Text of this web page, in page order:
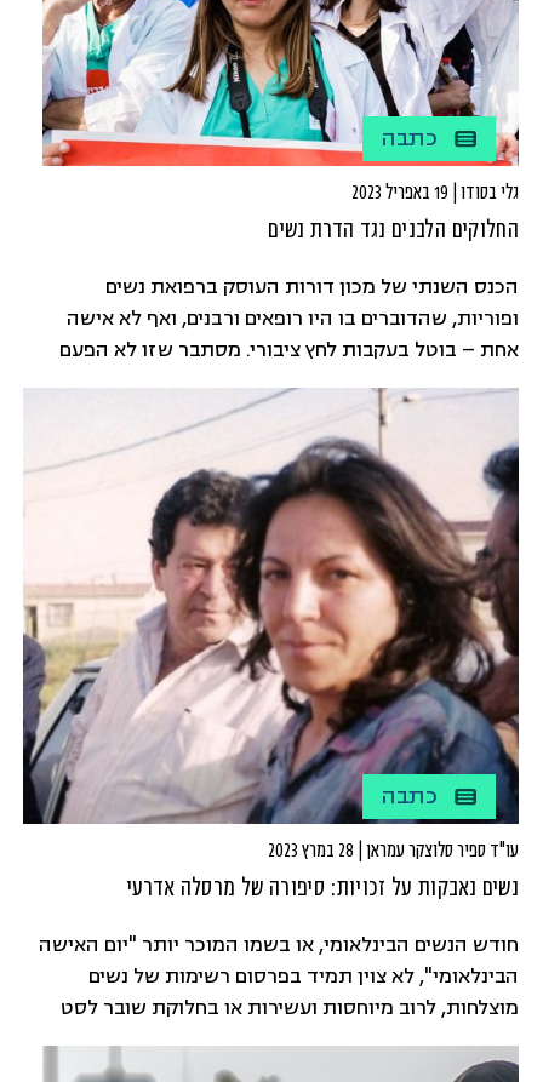
כתבה
גלי בסודו | 19 באפריל 2023
החלוקים הלבנים נגד הדרת נשים
הכנס השנתי של מכון דורות העוסק ברפואת נשים
ופוריות, שהדוברים בו היו רופאים ורבנים, ואף לא אישה
אחת – בוטל בעקבות לחץ ציבורי. מסתבר שזו לא הפעם
הראשונה שמכון דורות מקיימים כנסים שכאלה, וגם בעבר
הופעל לחץ על רופאים, והיו גם כאלה שביטלו, ובכל זאת,
משהו הפעם היה שונה. דיברתי עם ד"ר הילה מרקוביץ -
רופאת משפחה בכללית, שיחד עם פרופ' שרון פרלמן -
רופאת נשים בכירה מבלינסון הובילה מהלך מחאתי
שהביא בסופו של דבר לביטול הכנס.
כתבה
עו"ד ספיר סלוצקר עמראן | 28 במרץ 2023
נשים נאבקות על זכויות: סיפורה של מרסלה אדרעי
חודש הנשים הבינלאומי, או בשמו המוכר יותר "יום האישה
הבינלאומי", לא צוין תמיד בפרסום רשימות של נשים
מוצלחות, לרוב מיוחסות ועשירות או בחלוקת שובר לסט
כוסות או סירים או בהזמנה בצבעים ורדרדים לאירוע
שמפאר נשים על היכולת לשלב בין עבודה לקריירה. יום